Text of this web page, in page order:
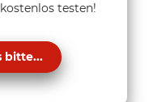
testen!
bitte...